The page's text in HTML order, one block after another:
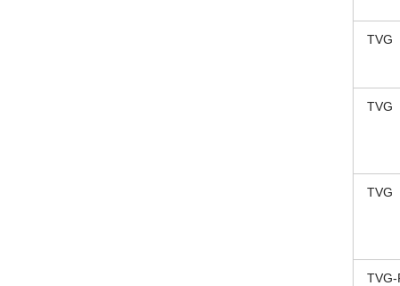
TVG
TVG
TVG
TVG-